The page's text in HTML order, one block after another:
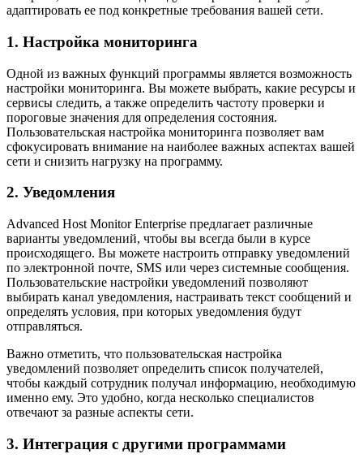
адаптировать ее под конкретные требования вашей сети.
1. Настройка мониторинга
Одной из важных функций программы является возможность
настройки мониторинга. Вы можете выбрать, какие ресурсы и
сервисы следить, а также определить частоту проверки и
пороговые значения для определения состояния.
Пользовательская настройка мониторинга позволяет вам
сфокусировать внимание на наиболее важных аспектах вашей
сети и снизить нагрузку на программу.
2. Уведомления
Advanced Host Monitor Enterprise предлагает различные
варианты уведомлений, чтобы вы всегда были в курсе
происходящего. Вы можете настроить отправку уведомлений
по электронной почте, SMS или через системные сообщения.
Пользовательские настройки уведомлений позволяют
выбирать канал уведомления, настраивать текст сообщений и
определять условия, при которых уведомления будут
отправляться.
Важно отметить, что пользовательская настройка
уведомлений позволяет определить список получателей,
чтобы каждый сотрудник получал информацию, необходимую
именно ему. Это удобно, когда несколько специалистов
отвечают за разные аспекты сети.
3. Интеграция с другими программами